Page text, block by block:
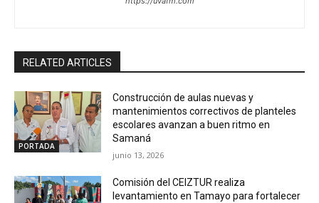
RELATED ARTICLES
PORTADA
Construcción de aulas nuevas y
mantenimientos correctivos de planteles
escolares avanzan a buen ritmo en
Samaná
junio 13, 2026
Comisión del CEIZTUR realiza
levantamiento en Tamayo para fortalecer